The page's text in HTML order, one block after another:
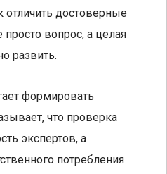
достоверные
вопрос, а целая
развить.
формировать
что проверка
экспертов, а
потребления